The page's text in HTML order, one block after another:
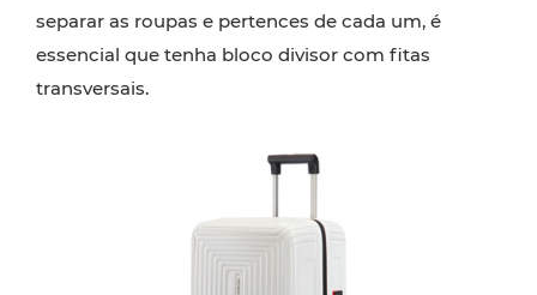
separar as roupas e pertences de cada um, é
essencial que tenha bloco divisor com fitas
transversais.